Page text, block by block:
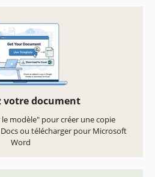
votre document
modèle" pour créer une copie
ou télécharger pour Microsoft
Word